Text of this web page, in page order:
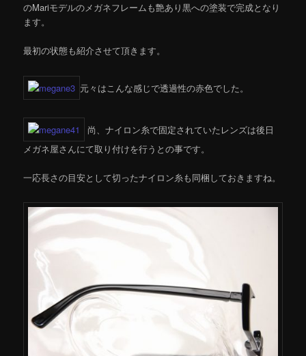
のMariモデルのメガネフレームも艶あり黒への塗装で完成となり
ます。
最初の状態も紹介させて頂きます。
元々はこんな感じで透過性の赤色でした。
尚、ナイロン糸で固定されていたレンズは後日
メガネ屋さんにて取り付けを行うとの事です。
一応長さの目安として切ったナイロン糸も同梱しておきますね。